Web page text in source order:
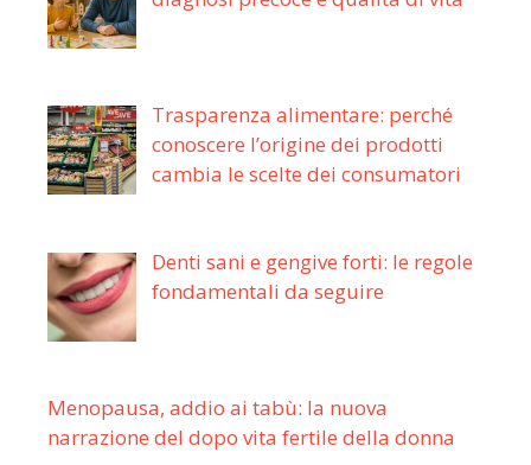
Trasparenza alimentare: perché
conoscere l’origine dei prodotti
cambia le scelte dei consumatori
Denti sani e gengive forti: le regole
fondamentali da seguire
Menopausa, addio ai tabù: la nuova
narrazione del dopo vita fertile della donna